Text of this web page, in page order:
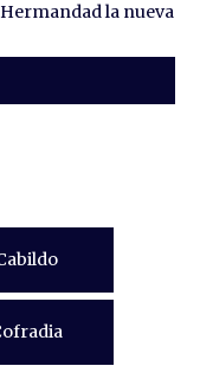
Hermandad la nueva